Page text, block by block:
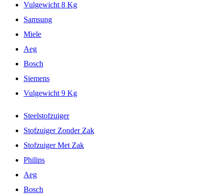
Vulgewicht 8 Kg
Samsung
Miele
Aeg
Bosch
Siemens
Vulgewicht 9 Kg
Steelstofzuiger
Stofzuiger Zonder Zak
Stofzuiger Met Zak
Philips
Aeg
Bosch